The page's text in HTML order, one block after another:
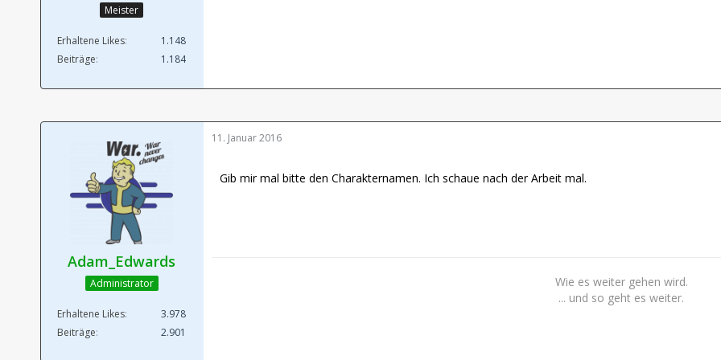
Meister
Erhaltene Likes
1.148
Beiträge
1.184
Adam_Edwards
Administrator
Erhaltene Likes
3.978
Beiträge
2.901
11. Januar 2016
Gib mir mal bitte den Charakternamen. Ich schaue nach der Arbeit mal.
Wie es weiter gehen wird.
... und so geht es weiter.